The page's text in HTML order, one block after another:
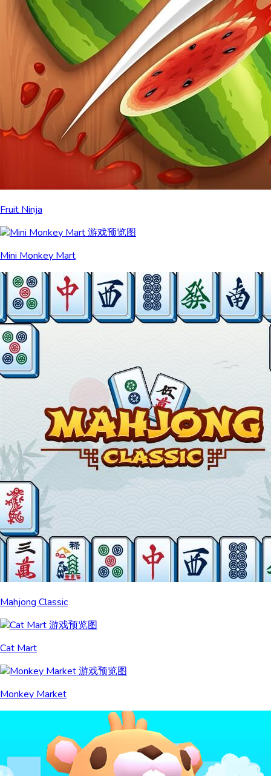
Fruit Ninja
Mini Monkey Mart
Mahjong Classic
Cat Mart
Monkey Market